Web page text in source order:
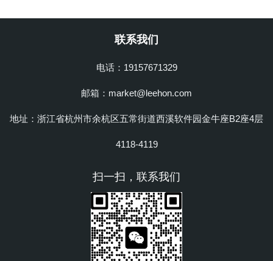
联系我们
电话：19157671329
邮箱：market@leehon.com
地址：浙江省杭州市余杭区五常街道西溪软件园金牛座B2座4层
4118-4119
扫一扫，联系我们